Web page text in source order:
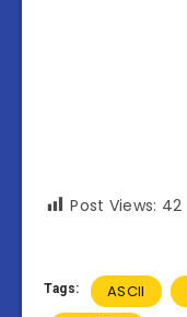
Post Views: 42
Tags: ASCII